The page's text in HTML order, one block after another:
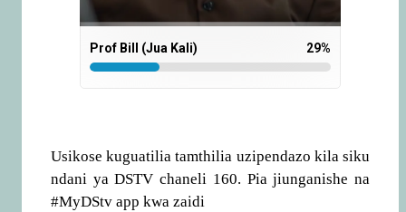
Prof Bill (Jua Kali) 29%
Usikose kuguatilia tamthilia uzipendazo kila siku
ndani ya DSTV chaneli 160. Pia jiunganishe na
#MyDStv app kwa zaidi